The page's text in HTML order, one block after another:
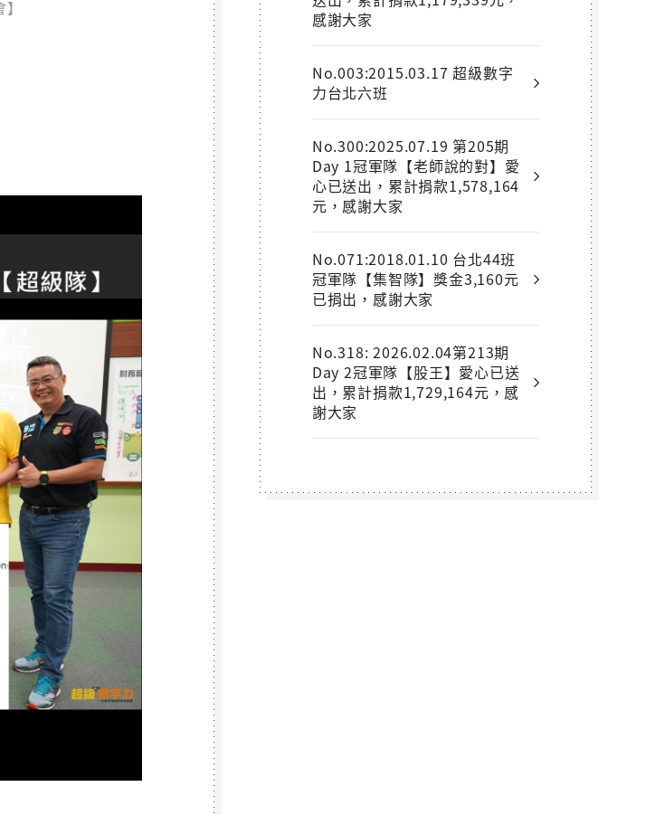
感謝大家
No.003:2015.03.17 超級數字
力台北六班
No.300:2025.07.19 第205期
Day 1冠軍隊【老師說的對】愛
心已送出，累計捐款1,578,164
元，感謝大家
No.071:2018.01.10 台北44班
冠軍隊【集智隊】獎金3,160元
已捐出，感謝大家
No.318: 2026.02.04第213期
Day 2冠軍隊【股王】愛心已送
出，累計捐款1,729,164元，感
謝大家